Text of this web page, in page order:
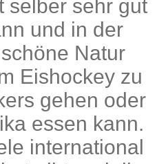
selber sehr gut
und in der
Natur
Eishockey zu
gehen oder
essen kann.
international